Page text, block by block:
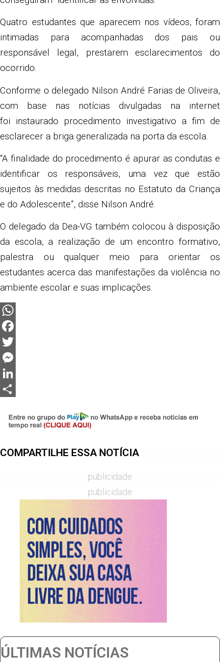
Quatro estudantes que aparecem nos vídeos, foram
intimadas para acompanhadas dos pais ou
responsável legal, prestarem esclarecimentos do
ocorrido.
Conforme o delegado Nilson André Farias de Oliveira,
com base nas notícias divulgadas na internet
foi instaurado procedimento investigativo a fim de
esclarecer a briga generalizada na porta da escola.
“A finalidade do procedimento é apurar as condutas e
identificar os responsáveis, uma vez que estão
sujeitos às medidas descritas no Estatuto da Criança
e do Adolescente”, disse Nilson André.
O delegado da Dea-VG também colocou à disposição
da escola, a realização de um encontro formativo,
palestra ou qualquer meio para orientar os
estudantes acerca das manifestações da violência no
ambiente escolar e suas implicações.
WhatsApp
Facebook
Twitter
Messenger
LinkedIn
COMPARTILHE ESSA NOTÍCIA
publicidade
publicidade
ÚLTIMAS NOTÍCIAS